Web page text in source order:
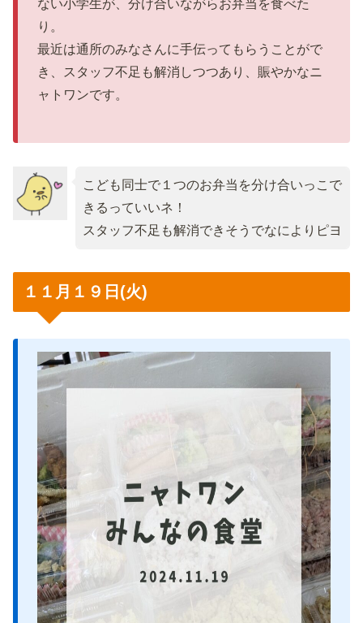
ない小学生が、分け合いながらお弁当を食べた
り。
最近は通所のみなさんに手伝ってもらうことがで
き、スタッフ不足も解消しつつあり、賑やかなニ
ャトワンです。
こども同士で１つのお弁当を分け合いっこで
きるっていいネ！
スタッフ不足も解消できそうでなによりピヨ
１１月１９日(火)